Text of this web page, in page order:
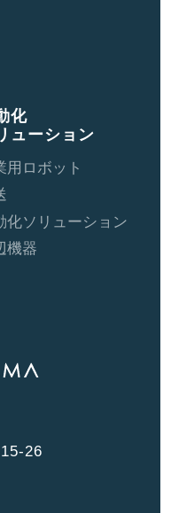
化
ューション
用ロボット
化ソリューション
機器
26